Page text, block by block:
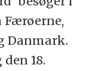
Færøerne,
Danmark.
18.